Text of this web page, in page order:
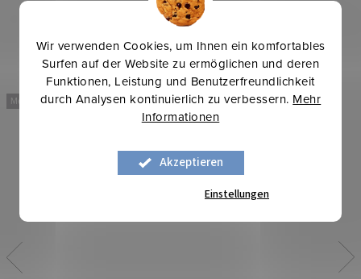
Wir verwenden Cookies, um Ihnen ein komfortables
Surfen auf der Website zu ermöglichen und deren
Funktionen, Leistung und Benutzerfreundlichkeit
durch Analysen kontinuierlich zu verbessern. Mehr
Informationen
Akzeptieren
Einstellungen
Mehr für weniger Mehr für weniger